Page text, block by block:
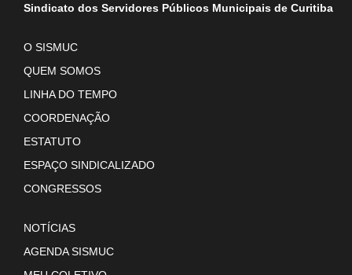
Sindicato dos Servidores Públicos Municipais de Curitiba
O SISMUC
QUEM SOMOS
LINHA DO TEMPO
COORDENAÇÃO
ESTATUTO
ESPAÇO SINDICALIZADO
CONGRESSOS
NOTÍCIAS
AGENDA SISMUC